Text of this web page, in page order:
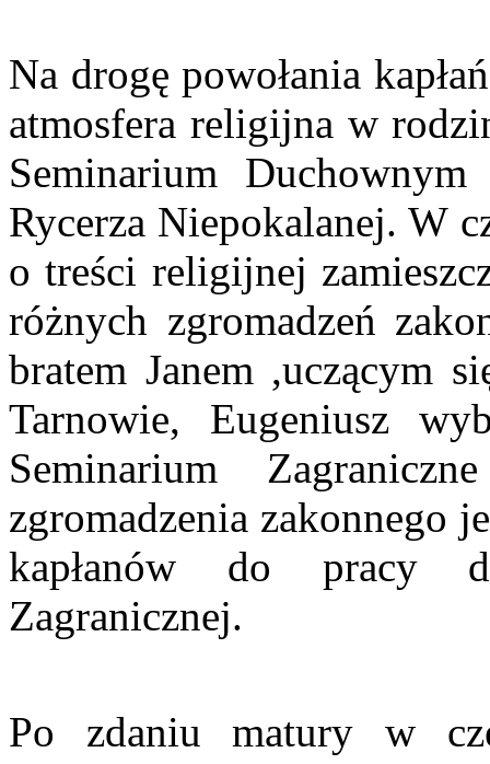
Na drogę powołania
atmosfera religijna w
Seminarium
Rycerza Niepokalanej. W
o treści religijnej
różnych zgromadzeń
bratem Janem ,uczącym
Tarnowie, Eugeniusz
Seminarium
zgromadzenia zakonnego
kapłanów do pracy
Zagranicznej.
Po zdaniu matury w